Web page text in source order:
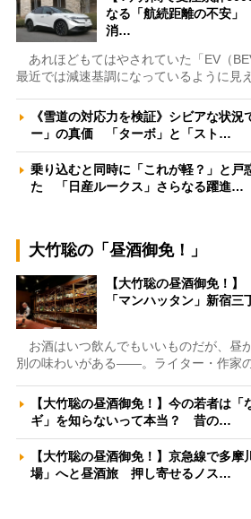
なる「航続距離の不安」
消…
あれほどもてはやされていた「EV（
最近では減速基調になっているように見
《雪道の対応力を検証》シビアな状況
ー」の真価 「ターボ」と「スト…
乗り込むと同時に「これが軽？」と戸
た 「日産ルークス」さらなる躍進…
大竹聡の「昼酒御免！」
【大竹聡の昼酒御免！】
「マンハッタン」新宿
お酒はいつ飲んでもいいものだが、昼
別の味わいがある――。ライター・作家
【大竹聡の昼酒御免！】今の若者は
ギ」を知らないって本当？ 昔の…
【大竹聡の昼酒御免！】京急線で多
場」へと昼酒旅 押し寄せるノス…